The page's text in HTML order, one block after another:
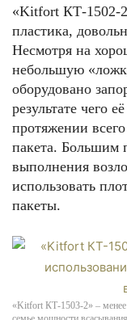
«Kitfort КТ-1502-
пластика,
Несмотря на
небольшую
оборудовано
результате чего
протяжении
пакета. Большим
выполнения
использовать
пакеты.
«Kitfort КТ-1503-2» –